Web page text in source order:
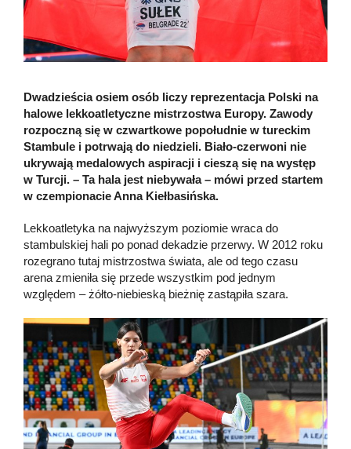
Dwadzieścia osiem osób liczy reprezentacja Polski na
halowe lekkoatletyczne mistrzostwa Europy. Zawody
rozpoczną się w czwartkowe popołudnie w tureckim
Stambule i potrwają do niedzieli. Biało-czerwoni nie
ukrywają medalowych aspiracji i cieszą się na występ
w Turcji. – Ta hala jest niebywała – mówi przed startem
w czempionacie Anna Kiełbasińska.
Lekkoatletyka na najwyższym poziomie wraca do
stambulskiej hali po ponad dekadzie przerwy. W 2012 roku
rozegrano tutaj mistrzostwa świata, ale od tego czasu
arena zmieniła się przede wszystkim pod jednym
względem – żółto-niebieską bieżnię zastąpiła szara.